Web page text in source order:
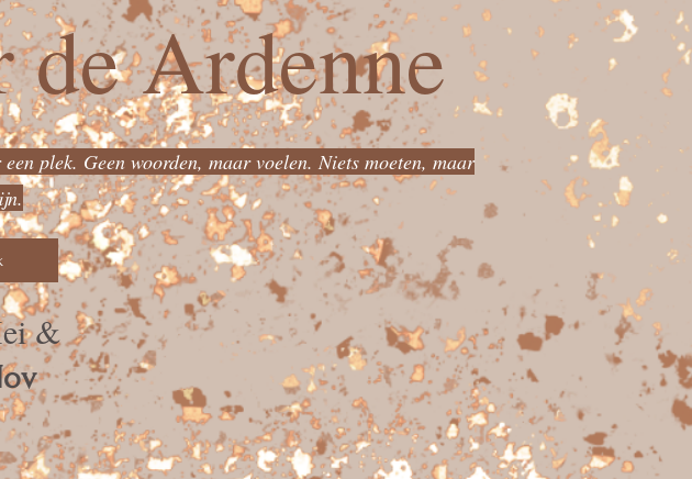
Ardenne
plek. Geen woorden, maar voelen. Niets moeten, maar
&